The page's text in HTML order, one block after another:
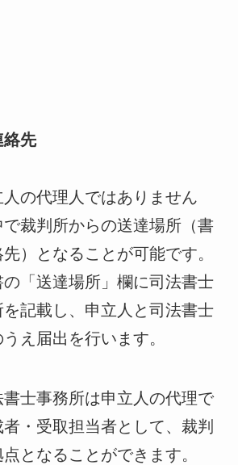
絡先
の代理人ではありません
裁判所からの送達場所（書
）となることが可能です。
「送達場所」欄に司法書士
記載し、申立人と司法書士
え届出を行います。
士事務所は申立人の代理で
・受取担当者として、裁判
となることができます。